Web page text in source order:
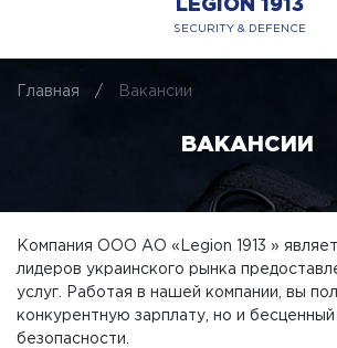
LEGION 1913
SECURITY & DEFENCE
Главная / Вакансии
ВАКАНСИИ
Компания ООО АО «Legion 1913 »
лидеров украинского рынка
услуг. Работая в нашей компании, вы
конкурентную зарплату, но и
безопасности.